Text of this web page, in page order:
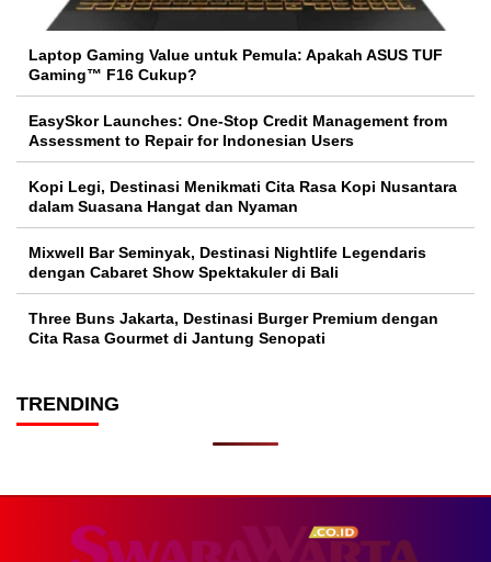
Laptop Gaming Value untuk Pemula: Apakah ASUS TUF
Gaming™ F16 Cukup?
EasySkor Launches: One-Stop Credit Management from
Assessment to Repair for Indonesian Users
Kopi Legi, Destinasi Menikmati Cita Rasa Kopi Nusantara
dalam Suasana Hangat dan Nyaman
Mixwell Bar Seminyak, Destinasi Nightlife Legendaris
dengan Cabaret Show Spektakuler di Bali
Three Buns Jakarta, Destinasi Burger Premium dengan
Cita Rasa Gourmet di Jantung Senopati
TRENDING